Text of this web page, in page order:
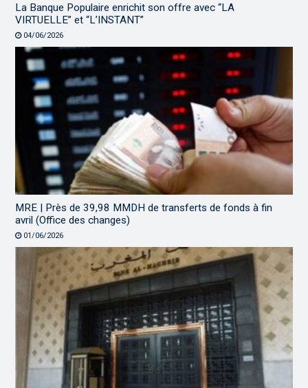
La Banque Populaire enrichit son offre avec “LA
VIRTUELLE” et “L’INSTANT”
04/06/2026
MRE | Près de 39,98 MMDH de transferts de fonds à fin
avril (Office des changes)
01/06/2026